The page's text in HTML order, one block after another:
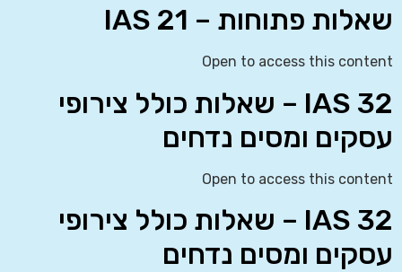
שאלות פתוחות – IAS 21
Open to access this content
IAS 32 – שאלות כולל צירופי
עסקים ומסים נדחים
Open to access this content
IAS 32 – שאלות כולל צירופי
עסקים ומסים נדחים